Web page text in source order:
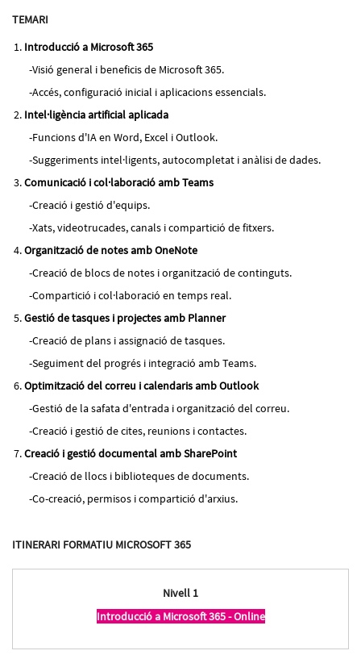
TEMARI
Introducció a Microsoft 365
Visió general i beneficis de Microsoft 365.
Accés, configuració inicial i aplicacions essencials.
Intel·ligència artificial aplicada
Funcions d'IA en Word, Excel i Outlook.
Suggeriments intel·ligents, autocompletat i anàlisi de dades.
Comunicació i col·laboració amb Teams
Creació i gestió d'equips.
Xats, videotrucades, canals i compartició de fitxers.
Organització de notes amb OneNote
Creació de blocs de notes i organització de continguts.
Compartició i col·laboració en temps real.
Gestió de tasques i projectes amb Planner
Creació de plans i assignació de tasques.
Seguiment del progrés i integració amb Teams.
Optimització del correu i calendaris amb Outlook
Gestió de la safata d'entrada i organització del correu.
Creació i gestió de cites, reunions i contactes.
Creació i gestió documental amb SharePoint
Creació de llocs i biblioteques de documents.
Co-creació, permisos i compartició d'arxius.
ITINERARI FORMATIU MICROSOFT 365
Nivell 1
Introducció a Microsoft 365 - Online